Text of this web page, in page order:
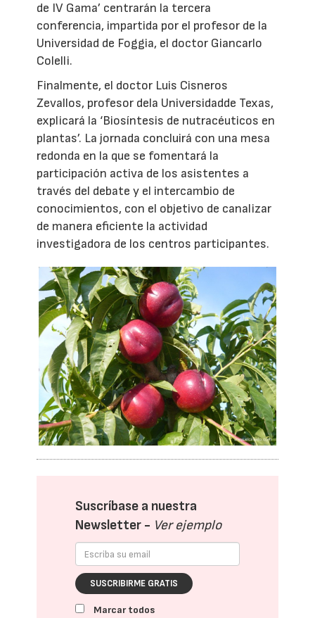
de IV Gama’ centrarán la tercera
conferencia, impartida por el profesor de la
Universidad de Foggia, el doctor Giancarlo
Colelli.
Finalmente, el doctor Luis Cisneros
Zevallos, profesor dela Universidadde Texas,
explicará la ‘Biosíntesis de nutracéuticos en
plantas’. La jornada concluirá con una mesa
redonda en la que se fomentará la
participación activa de los asistentes a
través del debate y el intercambio de
conocimientos, con el objetivo de canalizar
de manera eficiente la actividad
investigadora de los centros participantes.
Suscríbase a nuestra
Newsletter - Ver ejemplo
SUSCRIBIRME GRATIS
Marcar todos